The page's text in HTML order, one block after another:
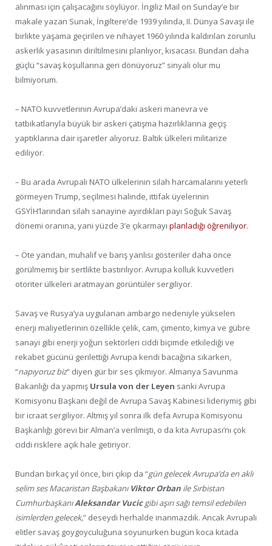
alınması için çalışacağını söylüyor. İngiliz Mail on Sunday’e bir
makale yazan Sunak, İngiltere’de 1939 yılında, II. Dünya Savaşı ile
birlikte yaşama geçirilen ve nihayet 1960 yılında kaldırılan zorunlu
askerlik yasasının diriltilmesini planlıyor, kısacası. Bundan daha
güçlü “savaş koşullarına geri dönüyoruz” sinyali olur mu
bilmiyorum.
– NATO kuvvetlerinin Avrupa’daki askeri manevra ve
tatbikatlarıyla büyük bir askeri çatışma hazırlıklarına geçiş
yaptıklarına dair işaretler alıyoruz. Baltık ülkeleri militarize
ediliyor.
– Bu arada Avrupalı NATO ülkelerinin silah harcamalarını yeterli
görmeyen Trump, seçilmesi halinde, ittifak üyelerinin
GSYİH’larından silah sanayine ayırdıkları payı Soğuk Savaş
dönemi oranına, yani yüzde 3’e çıkarmayı planladığı öğreniliyor.
– Öte yandan, muhalif ve barış yanlısı gösteriler daha önce
görülmemiş bir sertlikte bastırılıyor. Avrupa kolluk kuvvetleri
otoriter ülkeleri aratmayan görüntüler sergiliyor.
Savaş ve Rusya’ya uygulanan ambargo nedeniyle yükselen
enerji maliyetlerinin özellikle çelik, cam, çimento, kimya ve gübre
sanayi gibi enerji yoğun sektörleri ciddi biçimde etkilediği ve
rekabet gücünü gerilettiği Avrupa kendi bacağına sıkarken,
“napıyoruz biz” diyen gür bir ses çıkmıyor. Almanya Savunma
Bakanlığı da yapmış Ursula von der Leyen sanki Avrupa
Komisyonu Başkanı değil de Avrupa Savaş Kabinesi lideriymiş gibi
bir icraat sergiliyor. Altmış yıl sonra ilk defa Avrupa Komisyonu
Başkanlığı görevi bir Alman’a verilmişti, o da kıta Avrupası’nı çok
ciddi risklere açık hale getiriyor.
Bundan birkaç yıl önce, biri çıkıp da “gün gelecek Avrupa’da en aklı
selim ses Macaristan Başbakanı Viktor Orban ile Sırbistan
CumhurbaşkanıAleksandar Vucicgibi aşırı sağı temsil edebilen
isimlerden gelecek,” deseydi herhalde inanmazdık. Ancak Avrupalı
elitler savaş goygoyculuğuna soyunurken bugün koca kıtada